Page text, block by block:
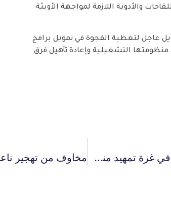
والأدوية اللازمة لمواجهة الأوبئة
عاجل لتغطية الفجوة في تمويل برامج
منظومتها التشغيلية وإعادة تأهيل فرق
استهداف إسرائيل الممنهج لعناصر الشرطة والأمن في غزة تمهيد منظم لبث الفوضى والفلتان